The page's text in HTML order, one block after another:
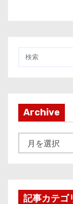
Archive
r
記事カテゴ